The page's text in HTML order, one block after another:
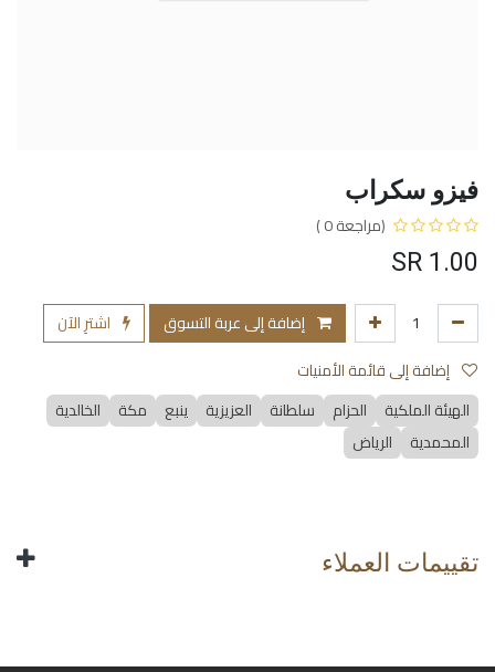
فيزو سكراب
(مراجعة 0 )
1.00
إضافة إلى عربة التسوق
اشترِ الآن
الهيئة الملكية
الحزام سلطانة العزيزية ينبع مكة
الخالدية
المحمدية
الرياض
تقييمات العملاء